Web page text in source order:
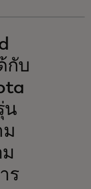
กับ
น
ม
ร